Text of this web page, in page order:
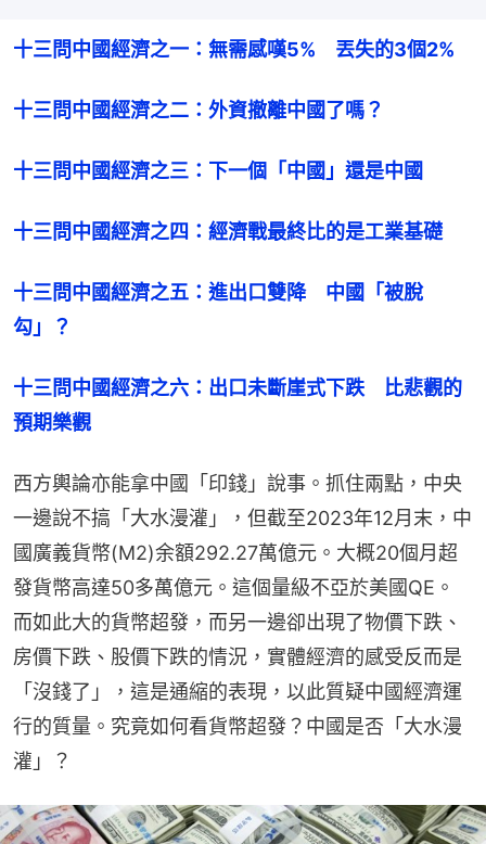
十三問中國經濟之一：無需感嘆5%　丟失的3個2%
十三問中國經濟之二：外資撤離中國了嗎？
十三問中國經濟之三：下一個「中國」還是中國
十三問中國經濟之四：經濟戰最終比的是工業基礎
十三問中國經濟之五：進出口雙降　中國「被脫
勾」？
十三問中國經濟之六：出口未斷崖式下跌　比悲觀的
預期樂觀
西方輿論亦能拿中國「印錢」說事。抓住兩點，中央
一邊說不搞「大水漫灌」，但截至2023年12月末，中
國廣義貨幣(M2)余額292.27萬億元。大概20個月超
發貨幣高達50多萬億元。這個量級不亞於美國QE。
而如此大的貨幣超發，而另一邊卻出現了物價下跌、
房價下跌、股價下跌的情況，實體經濟的感受反而是
「沒錢了」，這是通縮的表現，以此質疑中國經濟運
行的質量。究竟如何看貨幣超發？中國是否「大水漫
灌」？